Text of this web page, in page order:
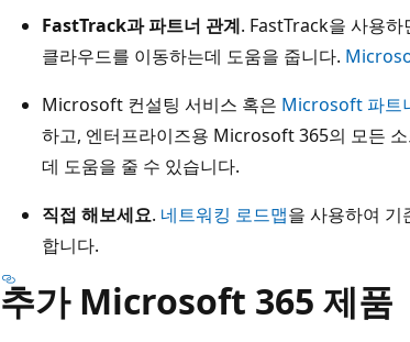
FastTrack과 파트너 관계. FastTrack을 사용
클라우드를 이동하는데 도움을 줍니다.
Microsoft 컨설팅 서비스 혹은 Microsoft 파트
하고, 엔터프라이즈용 Microsoft 365의 모든
데 도움을 줄 수 있습니다.
직접 해보세요. 네트워킹 로드맵을 사용하여 기
합니다.
추가 Microsoft 365 제품